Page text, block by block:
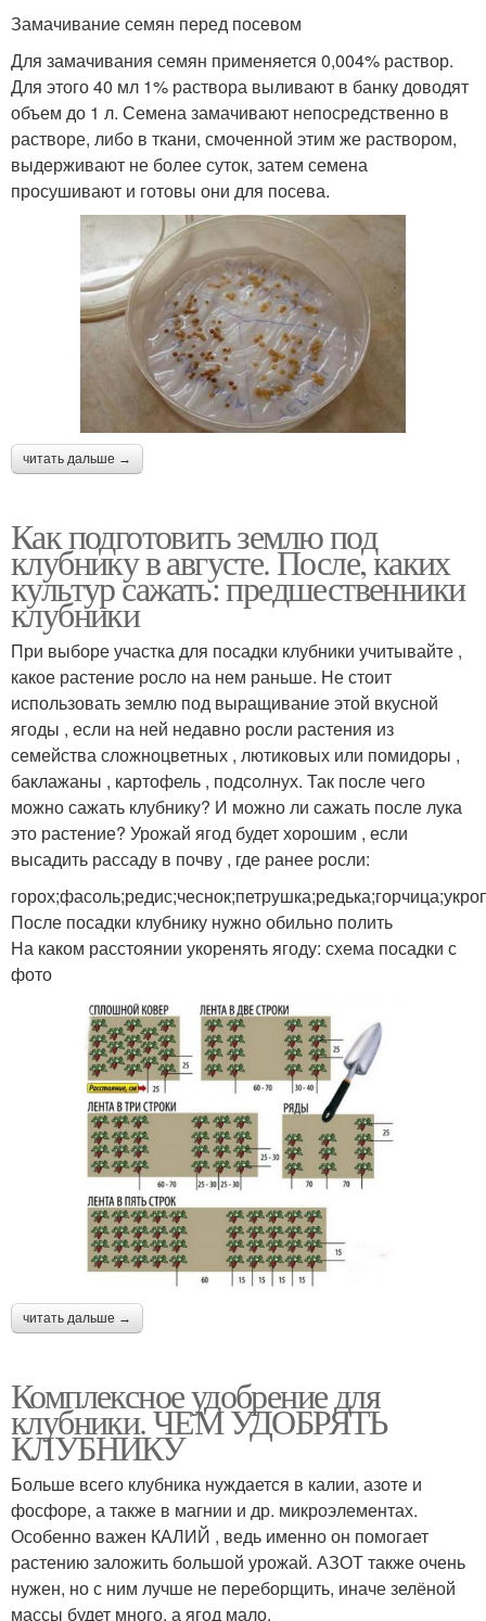
Замачивание семян перед посевом
Для замачивания семян применяется 0,004% раствор.
Для этого 40 мл 1% раствора выливают в банку доводят
объем до 1 л. Семена замачивают непосредственно в
растворе, либо в ткани, смоченной этим же раствором,
выдерживают не более суток, затем семена
просушивают и готовы они для посева.
читать дальше →
Как подготовить землю под
клубнику в августе. После, каких
культур сажать: предшественники
клубники
При выборе участка для посадки клубники учитывайте ,
какое растение росло на нем раньше. Не стоит
использовать землю под выращивание этой вкусной
ягоды , если на ней недавно росли растения из
семейства сложноцветных , лютиковых или помидоры ,
баклажаны , картофель , подсолнух. Так после чего
можно сажать клубнику? И можно ли сажать после лука
это растение? Урожай ягод будет хорошим , если
высадить рассаду в почву , где ранее росли:
После посадки клубнику нужно обильно полить
На каком расстоянии укоренять ягоду: схема посадки с
фото
читать дальше →
Комплексное удобрение для
клубники. ЧЕМ УДОБРЯТЬ
КЛУБНИКУ
Больше всего клубника нуждается в калии, азоте и
фосфоре, а также в магнии и др. микроэлементах.
Особенно важен КАЛИЙ , ведь именно он помогает
растению заложить большой урожай. АЗОТ также очень
нужен, но с ним лучше не переборщить, иначе зелёной
массы будет много, а ягод мало.